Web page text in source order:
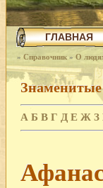
ГЛАВНАЯ
» Справочник » О
А Б В Г Д Е Ж З